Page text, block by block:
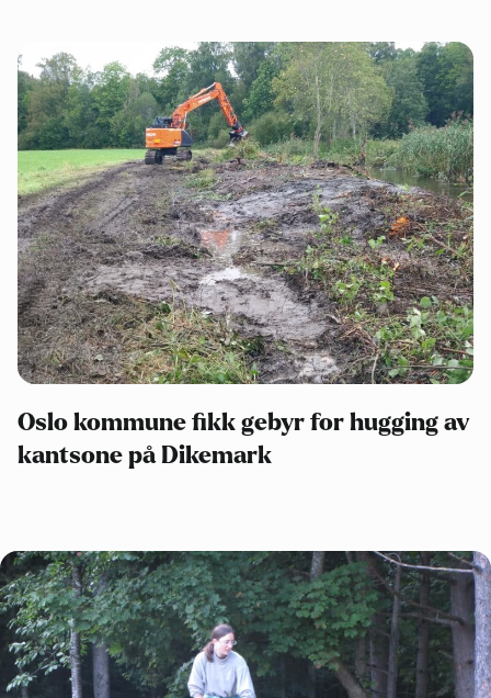
Oslo Nord
Oslo Øst
Oslo Sør
Oslo Vest
Vestby-Frogn
Oslo kommune fikk gebyr for hugging av
kantsone på Dikemark